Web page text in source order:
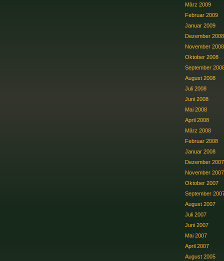
März 2009
Februar 2009
Januar 2009
Dezember 2008
November 2008
Oktober 2008
September
August 2008
Juli 2008
Juni 2008
Mai 2008
April 2008
März 2008
Februar 2008
Januar 2008
Dezember 2007
November 2007
Oktober 2007
September
August 2007
Juli 2007
Juni 2007
Mai 2007
April 2007
August 2005